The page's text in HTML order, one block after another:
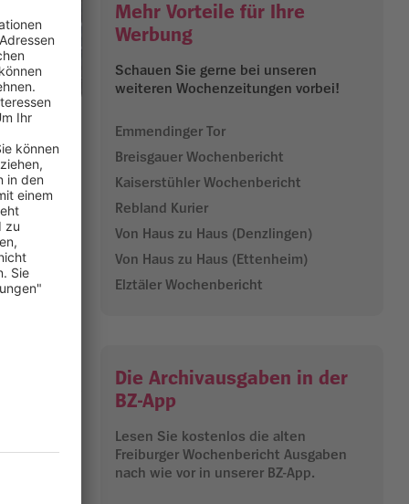
2014
Dabei
27.
Mehr Vorteile für Ihre
Werbung
Schauen Sie gerne bei unseren
weiteren Wochenzeitungen vorbei!
Emmendinger Tor
Breisgauer Wochenbericht
Kaiserstühler Wochenbericht
Rebland Kurier
Von Haus zu Haus (Denzlingen)
Von Haus zu Haus (Ettenheim)
Elztäler Wochenbericht
Die Archivausgaben in der
BZ-App
Lesen Sie kostenlos die alten
Freiburger Wochenbericht Ausgaben
nach wie vor in unserer BZ-App.